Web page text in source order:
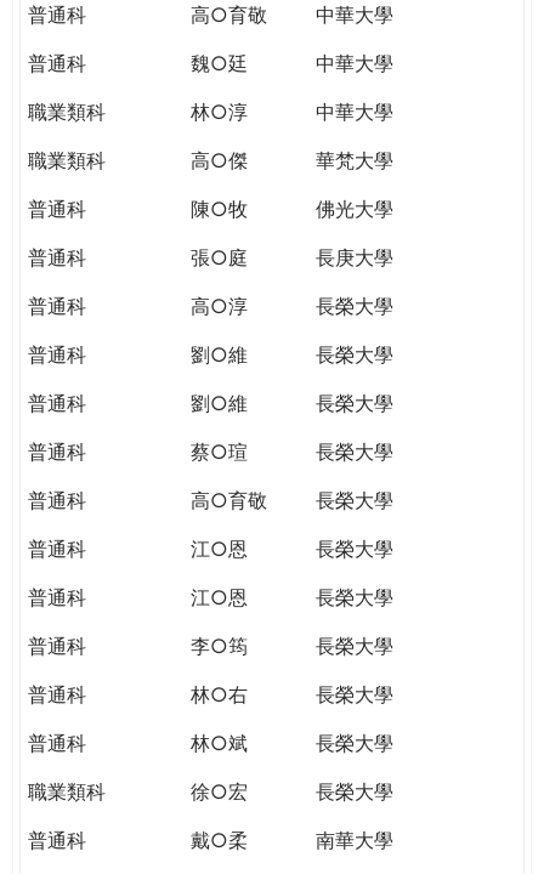
普通科
高○育敬
中華大學
普通科
魏○廷
中華大學
職業類科
林○淳
中華大學
職業類科
高○傑
華梵大學
普通科
陳○牧
佛光大學
普通科
張○庭
長庚大學
普通科
高○淳
長榮大學
普通科
劉○維
長榮大學
普通科
劉○維
長榮大學
普通科
蔡○瑄
長榮大學
普通科
高○育敬
長榮大學
普通科
江○恩
長榮大學
普通科
江○恩
長榮大學
普通科
李○筠
長榮大學
普通科
林○右
長榮大學
普通科
林○斌
長榮大學
職業類科
徐○宏
長榮大學
普通科
戴○柔
南華大學